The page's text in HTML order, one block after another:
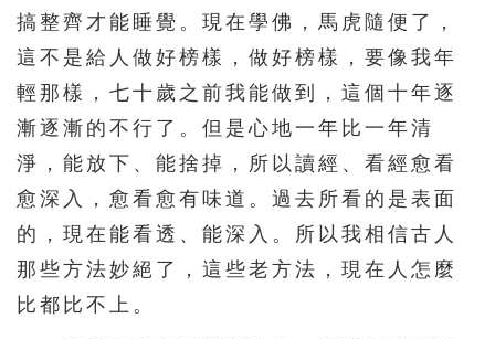
搞整齊才能睡覺。現在學佛，馬虎隨便了，
這不是給人做好榜樣，做好榜樣，要像我年
輕那樣，七十歲之前我能做到，這個十年逐
漸逐漸的不行了。但是心地一年比一年清
淨，能放下、能捨掉，所以讀經、看經愈看
愈深入，愈看愈有味道。過去所看的是表面
的，現在能看透、能深入。所以我相信古人
那些方法妙絕了，這些老方法，現在人怎麼
比都比不上。